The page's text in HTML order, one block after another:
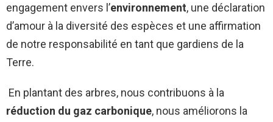
engagement envers l’environnement, une déclaration
d’amour à la diversité des espèces et une affirmation
de notre responsabilité en tant que gardiens de la
Terre.
En plantant des arbres, nous contribuons à la
réduction du gaz carbonique, nous améliorons la